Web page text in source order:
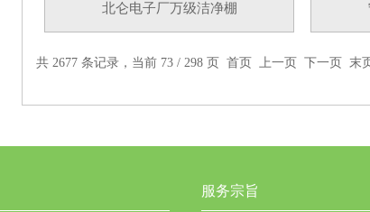
北仑电子厂万级洁净棚
共 2677 条记录，当前 73 / 298 页 首页 上一页 下一页 末
服务宗旨